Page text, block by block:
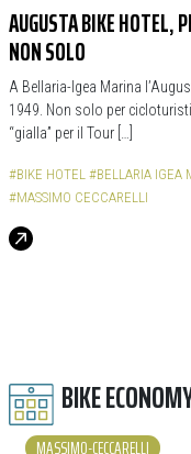
AUGUSTA BIKE HOTEL,
NON SOLO
A Bellaria-Igea Marina
1949. Non solo per
“gialla” per il Tour […]
#BIKE HOTEL #BELLARIA IGEA
#MASSIMO CECCARELLI
BIKE
MASSIMO-CECCARELLI